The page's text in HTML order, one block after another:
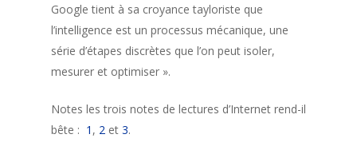
Google tient à sa croyance tayloriste que
l’intelligence est un processus mécanique, une
série d’étapes discrètes que l’on peut isoler,
mesurer et optimiser ».
Notes les trois notes de lectures d’Internet rend-il
bête : 1 , 2 et 3.